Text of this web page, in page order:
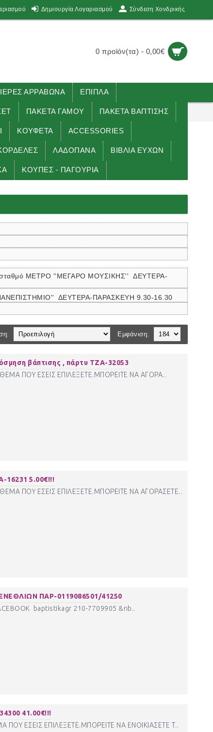
Δημιουργία Λογαριασμού Σύνδεση Χονδρικής
0 προϊόν(τα) - 0,00€
ΑΡΡΑΒΩΝΑ ΕΠΙΠΛΑ
ΠΑΚΕΤΑ ΓΑΜΟΥ ΠΑΚΕΤΑ ΒΑΠΤΙΣΗΣ
ΚΟΥΦΕΤΑ ACCESSORIES
ΛΑΔΟΠΑΝΑ ΒΙΒΛΙΑ ΕΥΧΩΝ
ΚΟΥΠΕΣ - ΠΑΓΟΥΡΙΑ
σταθμό ΜΕΤΡΟ ''ΜΕΓΑΡΟ ΜΟΥΣΙΚΗΣ''
ΔΕΥΤΕΡΑ-
ΔΕΥΤΕΡΑ-ΠΑΡΑΣΚΕΥΗ 9.30-16.30
Εμφάνιση:
βάπτισης , πάρτυ ΤΖΑ-32053
ΠΟΥ ΕΣΕΙΣ ΕΠΙΛΕΞΕΤΕ.ΜΠΟΡΕΙΤΕ ΝΑ ΑΓΟΡΑ..
16231 5.00€!!!
ΠΟΥ ΕΣΕΙΣ ΕΠΙΛΕΞΕΤΕ.ΜΠΟΡΕΙΤΕ ΝΑ ΑΓΟΡΑΣΕΤΕ..
ΠΑΡ-0119086501/41250
baptistikagr 210-7709905 &nb..
41.00€!!!
ΕΣΕΙΣ ΕΠΙΛΕΞΕΤΕ.ΜΠΟΡΕΙΤΕ ΝΑ ΕΝΟΙΚΙΑΣΕΤΕ Τ..